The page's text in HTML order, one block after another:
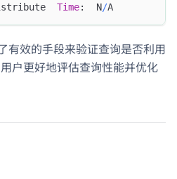
Time:  N/A
有效的手段来验证查询是否利用
户更好地评估查询性能并优化